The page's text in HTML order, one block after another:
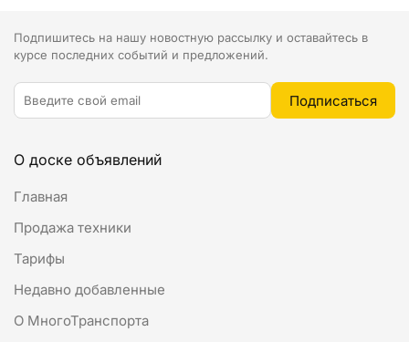
Подпишитесь на нашу новостную рассылку и оставайтесь в
курсе последних событий и предложений.
О доске объявлений
Главная
Продажа техники
Тарифы
Недавно добавленные
О МногоТранспорта